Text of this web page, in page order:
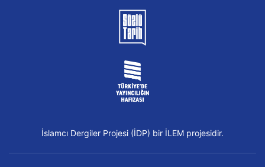
İslamcı Dergiler Projesi (İDP) bir İLEM projesidir.